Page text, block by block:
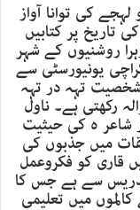
کی توانا آواز
تاریخ پر کتابیں
روشنیوں کے شہر
۔ کراچی یونیورسٹی سے
تہہ در تہہ
رکھتی ہے۔ ناول
شاعر ہ کی حیثیت
میں جذبوں کی
قاری کو فکروعمل
سے ہے جس کا
میں تعلیمی